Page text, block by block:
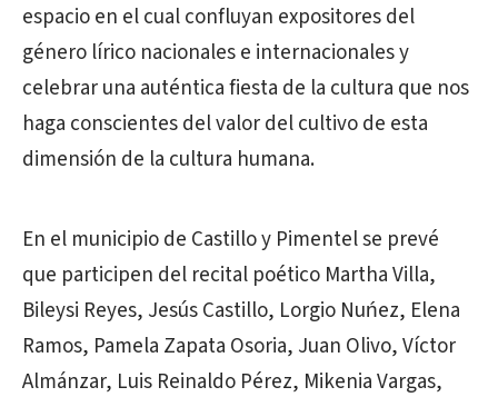
espacio en el cual confluyan expositores del
género lírico nacionales e internacionales y
celebrar una auténtica fiesta de la cultura que nos
haga conscientes del valor del cultivo de esta
dimensión de la cultura humana.
En el municipio de Castillo y Pimentel se prevé
que participen del recital poético Martha Villa,
Bileysi Reyes, Jesús Castillo, Lorgio Nuńez, Elena
Ramos, Pamela Zapata Osoria, Juan Olivo, Víctor
Almánzar, Luis Reinaldo Pérez, Mikenia Vargas,